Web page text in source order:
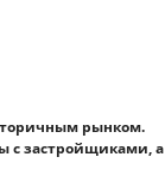
рынком.
с застройщиками, а